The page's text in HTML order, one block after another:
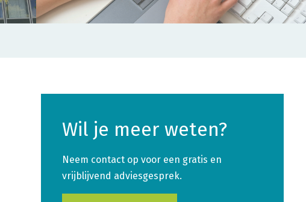
Wil je meer weten?
Neem contact op voor een gratis en
vrijblijvend adviesgesprek.